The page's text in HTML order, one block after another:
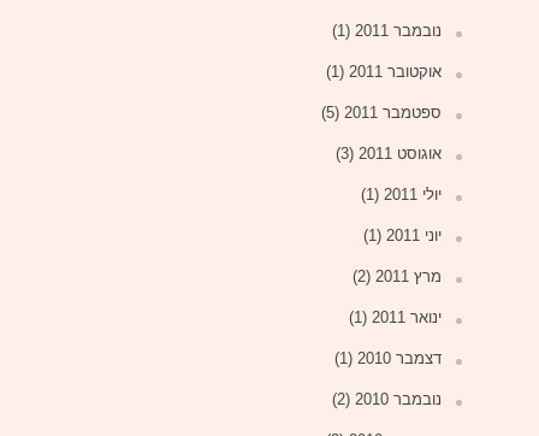
נובמבר 2011 (1)
אוקטובר 2011 (1)
ספטמבר 2011 (5)
אוגוסט 2011 (3)
יולי 2011 (1)
יוני 2011 (1)
מרץ 2011 (2)
ינואר 2011 (1)
דצמבר 2010 (1)
נובמבר 2010 (2)